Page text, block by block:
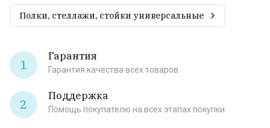
Полки, стеллажи, стойки универсальные
1
Гарантия
Гарантия качества всех товаров
2
Поддержка
Помощь покупателю на всех этапах покупки